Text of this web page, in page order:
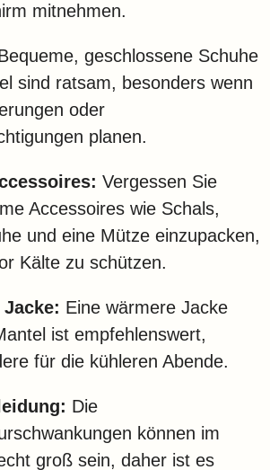
mitnehmen.
geschlossene Schuhe
sind ratsam, besonders wenn
oder
planen.
Vergessen Sie
Accessoires wie Schals,
und eine Mütze einzupacken,
Kälte zu schützen.
Eine wärmere Jacke
ist empfehlenswert,
für die kühleren Abende.
Die
können im
groß sein, daher ist es